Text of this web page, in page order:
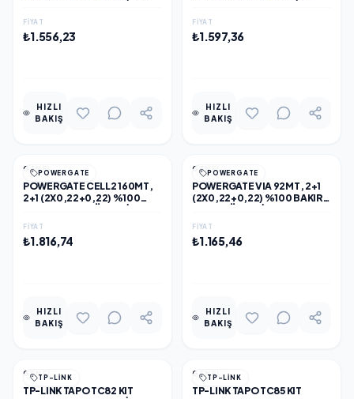
KABLOSU
FIYAT
₺1.556,23
HIZLI
BAKIŞ
KABLOSU
FIYAT
₺1.597,36
HIZLI
BAKIŞ
POWERGATE
GENEL
POWERGATE CELL2 160MT,
2+1 (2X0,22+0,22) %100
KABLOSU
FIYAT
₺1.816,74
HIZLI
BAKIŞ
POWERGATE
GENEL
POWERGATE VIA 92MT, 2+1
(2X0,22+0,22) %100 BAKIR,
FIYAT
₺1.165,46
HIZLI
BAKIŞ
TP-LINK
GENEL
TP-LINK TAPO TC82 KIT
TP-LINK
GENEL
TP-LINK TAPO TC85 KIT